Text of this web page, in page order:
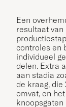
Een
resultaat
controles en
individueel
delen. Extra
aan stadia
de kraag, die
omvat, en